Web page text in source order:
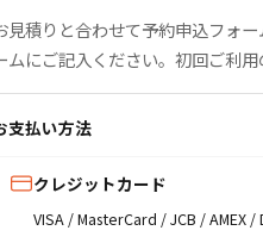
見積りと合わせて予約申込フォ
ムにご記入ください。初回ご利
支払い方法
クレジットカード
VISA / MasterCard / JCB / AMEX /